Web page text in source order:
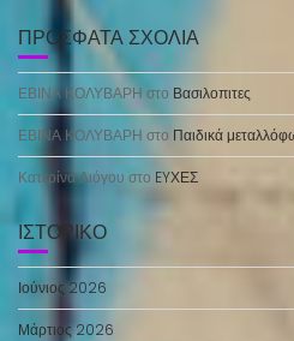
ΠΡΌΣΦΑΤΑ ΣΧΌΛΙΑ
ΕΒΙΝΑ ΚΟΛΥΒΑΡΗστο Βασιλοπιτες
ΕΒΙΝΑ ΚΟΛΥΒΑΡΗ στο Παιδικά
Κατερίνα Διόγου στο EYΧΕΣ
ΙΣΤΟΡΙΚΌ
Ιούνιος 2026
Μάρτιος 2026